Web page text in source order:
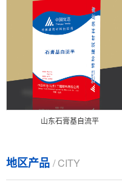
山东石膏基自流平
地区产品 / CITY